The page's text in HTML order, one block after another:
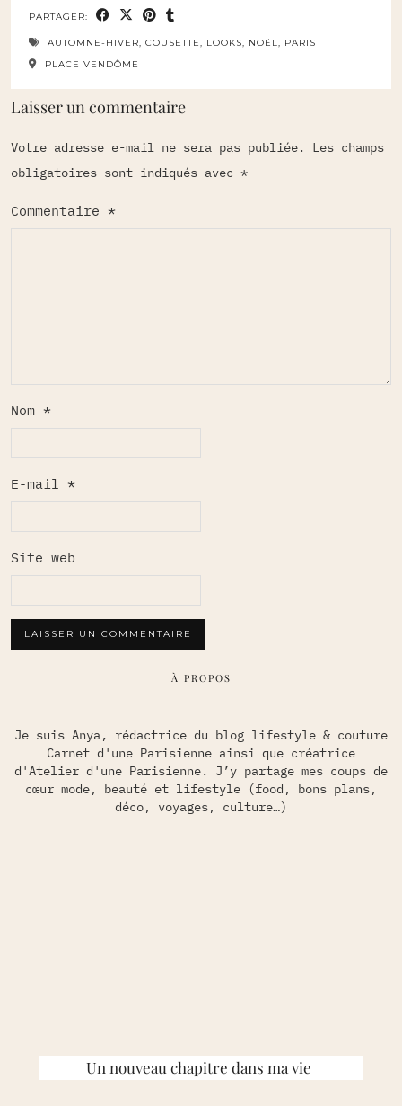
PARTAGER:
AUTOMNE-HIVER, COUSETTE, LOOKS, NOËL, PARIS
PLACE VENDÔME
Laisser un commentaire
Votre adresse e-mail ne sera pas publiée.
Les champs
obligatoires sont indiqués avec *
Commentaire *
Nom *
E-mail *
Site web
À PROPOS
Je suis Anya, rédactrice du blog lifestyle & couture
Carnet d'une Parisienne ainsi que créatrice
d'Atelier d'une Parisienne. J’y partage mes coups de
cœur mode, beauté et lifestyle (food, bons plans,
déco, voyages, culture…)
Un nouveau chapitre dans ma vie